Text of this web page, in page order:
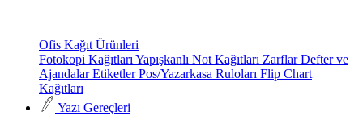
Ofis Kağıt Ürünleri
Fotokopi Kağıtları Yapışkanlı Not Kağıtları ZarflarDefter ve
AjandalarEtiketlerPos/Yazarkasa Ruloları Flip Chart
Kağıtları
Yazı Gereçleri